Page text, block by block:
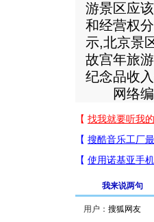
游景区应
和经营权
示,北京景
故宫年旅
纪念品收
网络编
我来说两句
用户：